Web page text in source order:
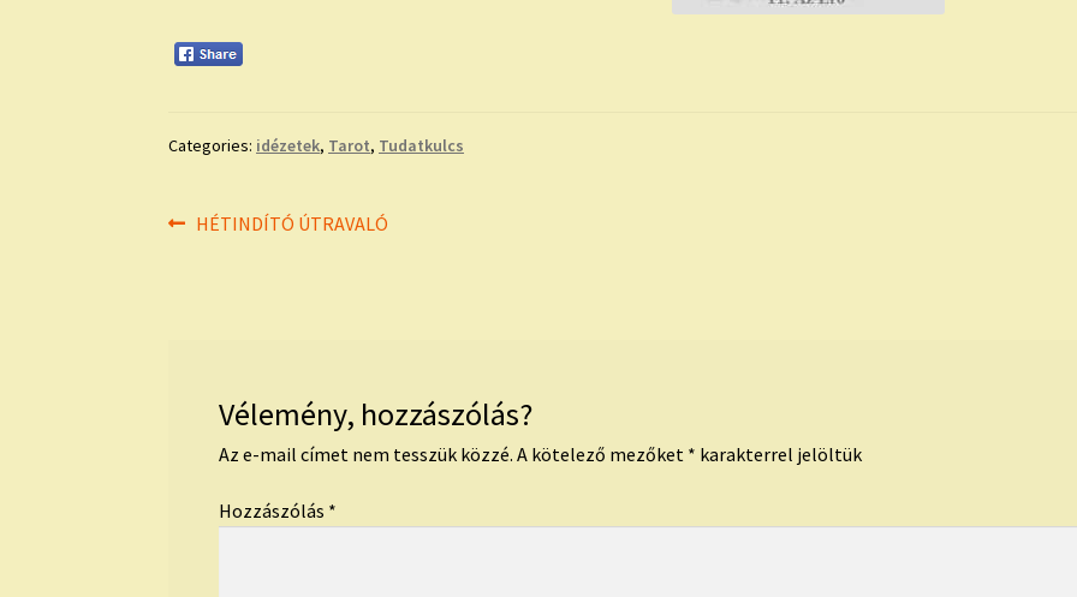
Categories: idézetek, Tarot, Tudatkulcs
Bejegyzés
Previous
HÉTINDÍTÓ ÚTRAVALÓ
Vélemény, hozzászólás?
Az e-mail címet nem tesszük közzé. A kötelező mezőket * karakterrel jelöltük
Hozzászólás *